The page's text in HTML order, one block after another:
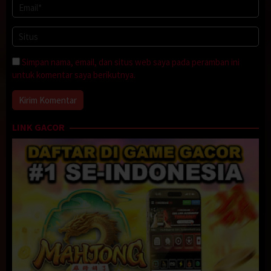
bakal turun hujan lagi deh, Nggun ”, kataku.
“ Iya nih Bang. Oh iya Bang, nanti aku ikut motor abang sampai
halte depan ya Bang ”, pinta Anggun padaku.
“ Okey Nggun ”, jawabku singkat.
Kemudian Anggun segera masuk kedalam kamarnya, tidak lama
kemudian Anggun-pun sudah keluar dengan seragamnya,
“ Wah… kamu terlihat cantik sekali Ya Nggun kalau kamu pakai
seragam itu”, pujiku kepda Anggun.
mengambil gelas Jusnya yang tadi sudah bercampur dengan Inex.
Tanpa ragu Anggun-pun meminumnya sampai habis tanpa ada
rasa curiga sedikitpuun.
“ Kena lu sama Gue ” ucap dalam hatiku.
Simpan nama, email, dan situs web saya pada peramban ini
untuk komentar saya berikutnya.
LINK GACOR